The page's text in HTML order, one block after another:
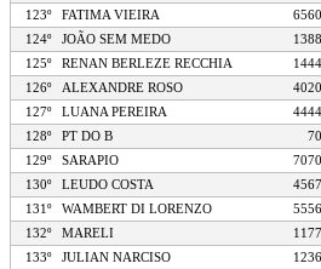
123º FATIMA VIEIRA
124º
JOÃO SEM MEDO
125º
RENAN BERLEZE RECCHIA
126º
ALEXANDRE ROSO
127º
LUANA PEREIRA
128º
PT DO B
129º
SARAPIO
130º
LEUDO COSTA
131º
WAMBERT DI LORENZO
132º
MARELI
133º
JULIAN NARCISO